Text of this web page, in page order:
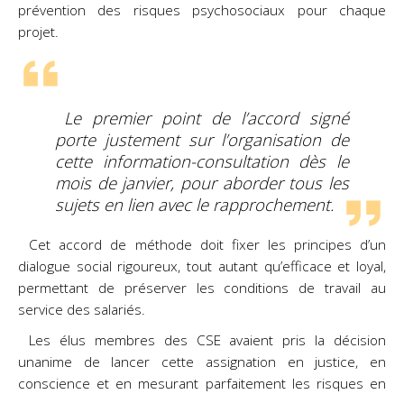
prévention des risques psychosociaux pour chaque
projet.
Le premier point de l’accord signé
porte justement sur l’organisation de
cette information-consultation dès le
mois de janvier, pour aborder tous les
sujets en lien avec le rapprochement.
Cet accord de méthode doit fixer les principes d’un
dialogue social rigoureux, tout autant qu’efficace et loyal,
permettant de préserver les conditions de travail au
service des salariés.
Les élus membres des CSE avaient pris la décision
unanime de lancer cette assignation en justice, en
conscience et en mesurant parfaitement les risques en